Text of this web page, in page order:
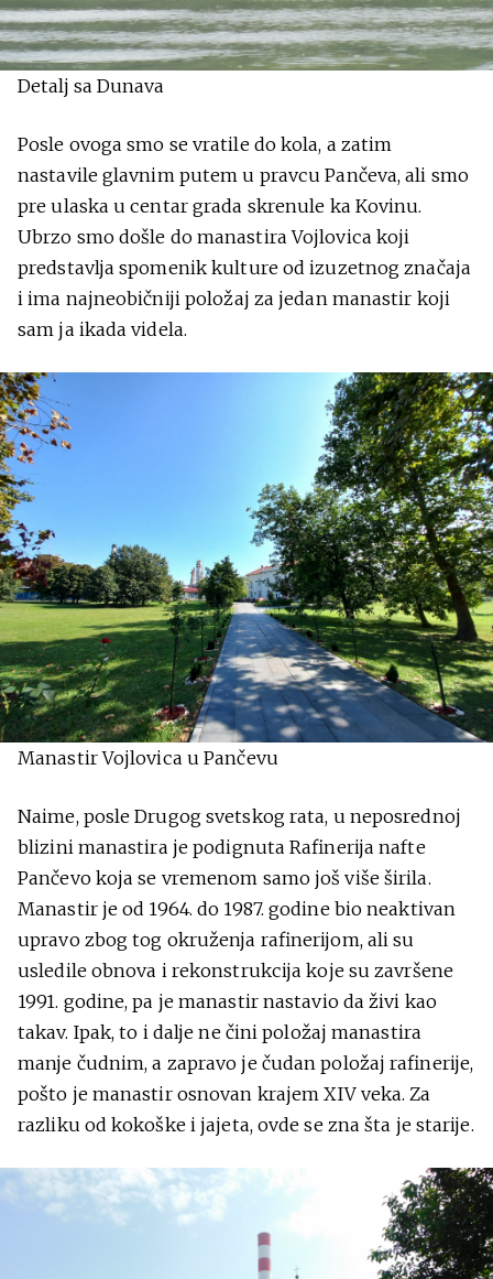
Detalj sa Dunava
Posle ovoga smo se vratile do kola, a zatim
nastavile glavnim putem u pravcu Pančeva, ali smo
pre ulaska u centar grada skrenule ka Kovinu.
Ubrzo smo došle do manastira Vojlovica koji
predstavlja spomenik kulture od izuzetnog značaja
i ima najneobičniji položaj za jedan manastir koji
sam ja ikada videla.
Manastir Vojlovica u Pančevu
Naime, posle Drugog svetskog rata, u neposrednoj
blizini manastira je podignuta Rafinerija nafte
Pančevo koja se vremenom samo još više širila.
Manastir je od 1964. do 1987. godine bio neaktivan
upravo zbog tog okruženja rafinerijom, ali su
usledile obnova i rekonstrukcija koje su završene
1991. godine, pa je manastir nastavio da živi kao
takav. Ipak, to i dalje ne čini položaj manastira
manje čudnim, a zapravo je čudan položaj rafinerije,
pošto je manastir osnovan krajem XIV veka. Za
razliku od kokoške i jajeta, ovde se zna šta je starije.